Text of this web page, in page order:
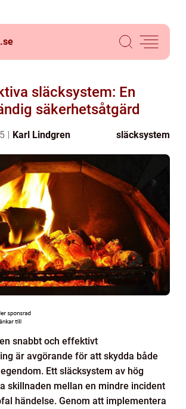
se
släcksystem: En
säkerhetsåtgärd
Karl Lindgren släcksystem
snabbt och effektivt
är avgörande för att skydda både
Ett släcksystem av hög
skillnaden mellan en mindre incident
händelse. Genom att implementera